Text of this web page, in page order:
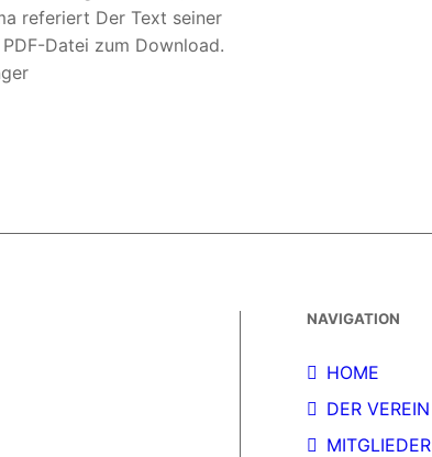
referiert Der Text seiner
Datei zum Download.
NAVIGATION
HOME
DER VEREIN
MITGLIEDER